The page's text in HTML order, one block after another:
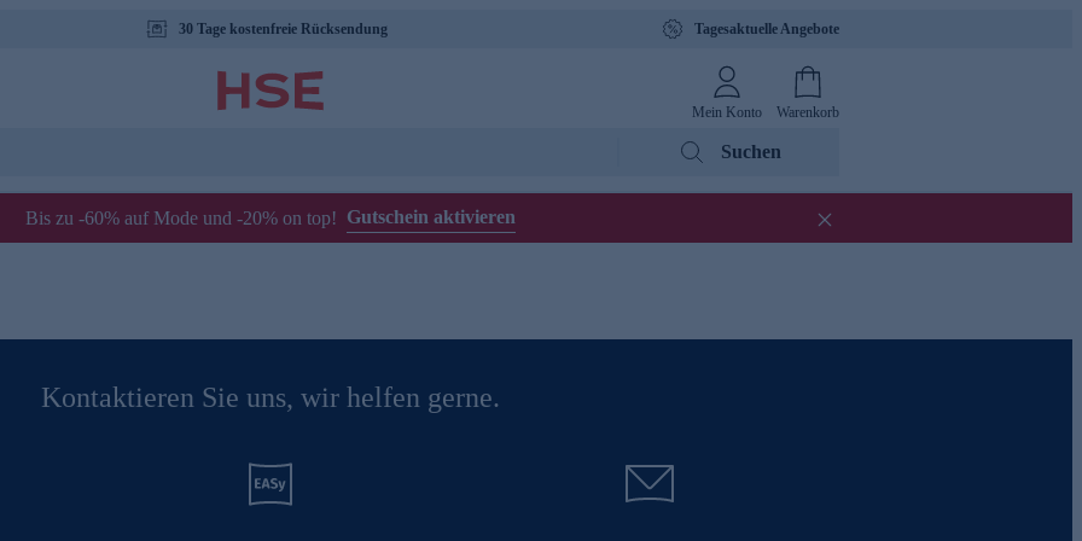
30 Tage kostenfreie Rücksendung Tagesaktuelle Angebote
Mein Konto Warenkorb
Suchen
Bis zu -60% auf Mode und -20% on top! Gutschein aktivieren
Kontaktieren Sie uns, wir helfen gerne.